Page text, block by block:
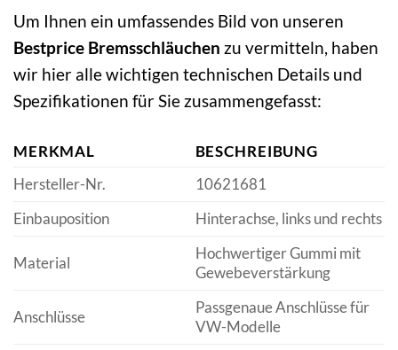
Um Ihnen ein umfassendes Bild von unseren
Bestprice Bremsschläuchen zu vermitteln, haben
wir hier alle wichtigen technischen Details und
Spezifikationen für Sie zusammengefasst:
MERKMAL
BESCHREIBUNG
Hersteller-Nr.
10621681
Einbauposition
Hinterachse, links und rechts
Material
Hochwertiger Gummi mit
Gewebeverstärkung
Anschlüsse
Passgenaue Anschlüsse für
VW-Modelle